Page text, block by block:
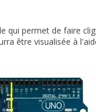
qui permet de faire
être visualisée à